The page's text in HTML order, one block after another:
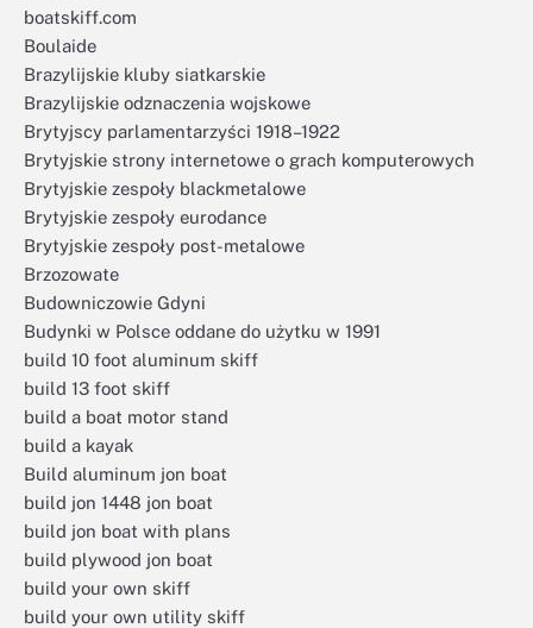
boatskiff.com
Boulaide
Brazylijskie kluby siatkarskie
Brazylijskie odznaczenia wojskowe
Brytyjscy parlamentarzyści 1918–1922
Brytyjskie strony internetowe o grach komputerowych
Brytyjskie zespoły blackmetalowe
Brytyjskie zespoły eurodance
Brytyjskie zespoły post-metalowe
Brzozowate
Budowniczowie Gdyni
Budynki w Polsce oddane do użytku w 1991
build 10 foot aluminum skiff
build 13 foot skiff
build a boat motor stand
build a kayak
Build aluminum jon boat
build jon 1448 jon boat
build jon boat with plans
build plywood jon boat
build your own skiff
build your own utility skiff